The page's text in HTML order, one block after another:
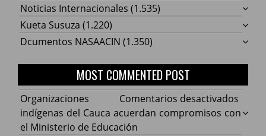
Noticias Internacionales (1.535)
Kueta Susuza (1.220)
Dcumentos NASAACIN (1.350)
MOST COMMENTED POST
Comentarios desactivados
Organizaciones
indígenas del Cauca acuerdan compromisos con
el Ministerio de Educación